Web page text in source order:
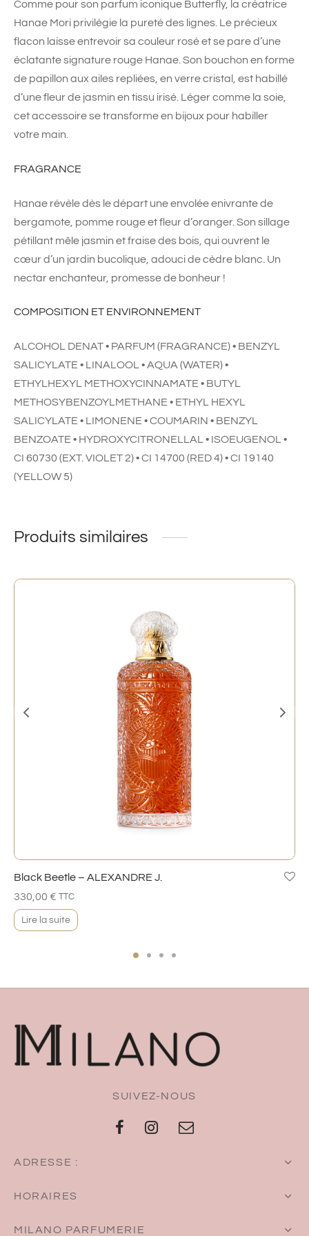
Comme pour son parfum iconique Butterfly, la créatrice
Hanae Mori privilégie la pureté des lignes. Le précieux
flacon laisse entrevoir sa couleur rosé et se pare d’une
éclatante signature rouge Hanae. Son bouchon en forme
de papillon aux ailes repliées, en verre cristal, est habillé
d’une fleur de jasmin en tissu irisé. Léger comme la soie,
cet accessoire se transforme en bijoux pour habiller
votre main.
FRAGRANCE
Hanae révèle dès le départ une envolée enivrante de
bergamote, pomme rouge et fleur d’oranger. Son sillage
pétillant mêle jasmin et fraise des bois, qui ouvrent le
cœur d’un jardin bucolique, adouci de cèdre blanc. Un
nectar enchanteur, promesse de bonheur !
COMPOSITION ET ENVIRONNEMENT
ALCOHOL DENAT • PARFUM (FRAGRANCE) • BENZYL
SALICYLATE • LINALOOL • AQUA (WATER) •
ETHYLHEXYL METHOXYCINNAMATE • BUTYL
METHOSYBENZOYLMETHANE • ETHYL HEXYL
SALICYLATE • LIMONENE • COUMARIN • BENZYL
BENZOATE • HYDROXYCITRONELLAL • ISOEUGENOL •
CI 60730 (EXT. VIOLET 2) • CI 14700 (RED 4) • CI 19140
(YELLOW 5)
Produits similaires
Black Beetle – ALEXANDRE J.
330,00 € TTC
Lire la suite
SUIVEZ-NOUS
ADRESSE :
HORAIRES
MILANO PARFUMERIE